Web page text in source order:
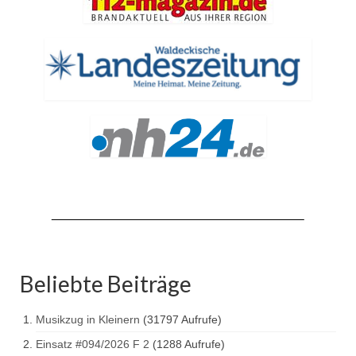
Tanklöschfahrzeug TLF 4000
Löschgruppenfahrzeug LF 20 KatS
Kleinalarmfahrzeug KLAF
Kommandowagen KdoW
Beliebte Beiträge
Musikzug in Kleinern (31797 Aufrufe)
Einsatz #094/2026 F 2 (1288 Aufrufe)